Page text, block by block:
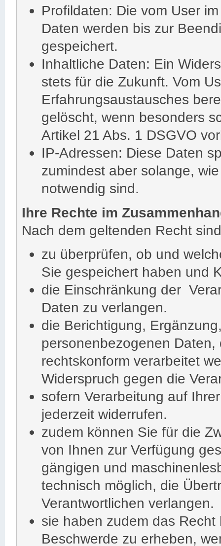
Profildaten: Die vom User
Daten werden bis zur
gespeichert.
Inhaltliche Daten: Ein
stets für die Zukunft. Vom
Erfahrungsaustausches
gelöscht, wenn besonders
Artikel 21 Abs. 1 DSGVO
IP-Adressen: Diese Daten
zumindest aber solange,
notwendig sind.
Ihre Rechte im
Nach dem geltenden Recht
zu überprüfen, ob und
Sie gespeichert haben und
die Einschränkung der
Daten zu verlangen.
die Berichtigung,
personenbezogenen
rechtskonform verarbeitet
Widerspruch gegen die
sofern Verarbeitung auf
jederzeit widerrufen.
zudem können Sie für die
von Ihnen zur Verfügung
gängigen und
technisch möglich, die
Verantwortlichen verlangen.
sie haben zudem das
Beschwerde zu erheben,